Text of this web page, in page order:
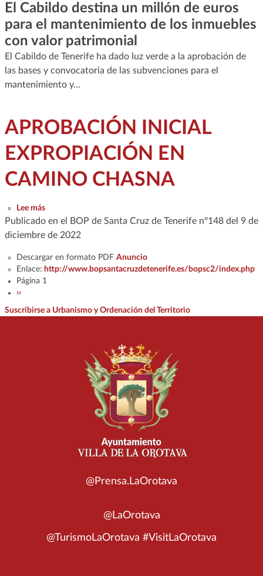
El Cabildo destina un millón de euros
para el mantenimiento de los inmuebles
con valor patrimonial
El Cabildo de Tenerife ha dado luz verde a la aprobación de
las bases y convocatoria de las subvenciones para el
mantenimiento y…
APROBACIÓN INICIAL
EXPROPIACIÓN EN
CAMINO CHASNA
Lee mássobre APROBACIÓN INICIAL EXPROPIACIÓN EN
Publicado en el BOP de Santa Cruz de Tenerife nº148 del 9 de
diciembre de 2022
Descargar en formato PDF Anuncio
Enlace: http://www.bopsantacruzdetenerife.es/bopsc2/index.php
Paginación
Página 1
Siguiente página
››
Suscribirse a Urbanismo y Ordenación del Territorio
@Prensa.LaOrotava
@LaOrotava
@TurismoLaOrotava #VisitLaOrotava